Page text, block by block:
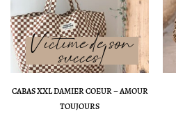
CABAS XXL DAMIER COEUR – AMOUR
TOUJOURS